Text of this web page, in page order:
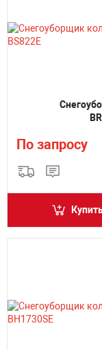
По запросу